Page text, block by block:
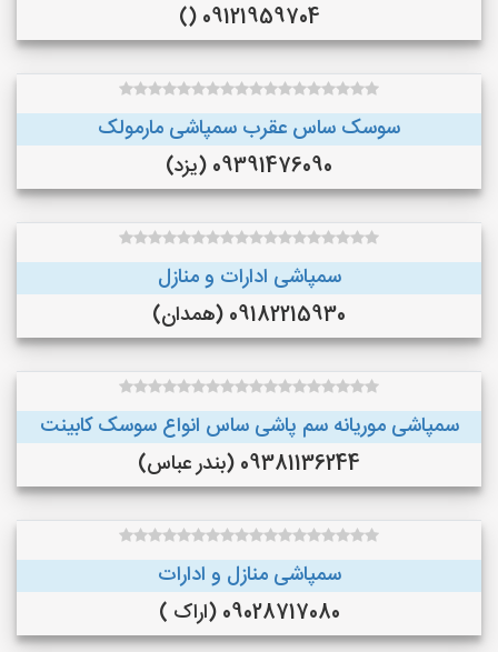
09121959704 ()
سوسک ساس عقرب سمپاشی مارمولک
09391476090 (یزد)
سمپاشی ادارات و منازل
09182215930 (همدان)
سمپاشی موریانه سم پاشی ساس انواع سوسک کابینت
09381136244 (بندر عباس)
سمپاشی منازل و ادارات
09028717080 (اراک )